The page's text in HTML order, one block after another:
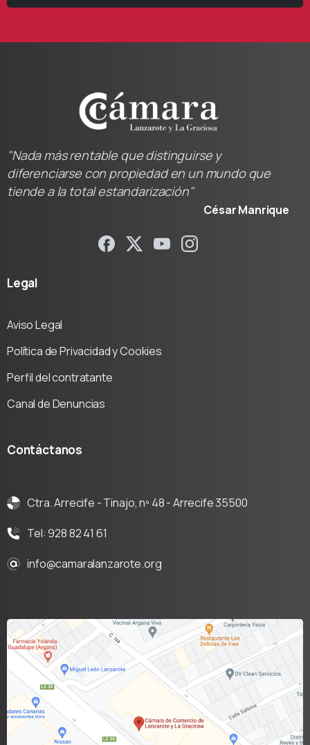
"Nada más rentable que distinguirse y
diferenciarse con propiedad en un mundo que
tiende a la total estandarización"
César Manrique
Legal
Aviso Legal
Política de Privacidad y Cookies
Perfil del contratante
Canal de Denuncias
Contáctanos
Ctra. Arrecife - Tinajo, nº 48 - Arrecife 35500
Tel: 928 82 41 61
info@camaralanzarote.org